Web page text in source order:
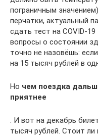
пограничным
перчатки, актуальный
сдать тест на COVID-
вопросы о состоянии
точно не назовёшь:
на 15 тысяч рублей в
Но чем поездка
приятнее
. И вот на декабрь
тысяч рублей. Стоит